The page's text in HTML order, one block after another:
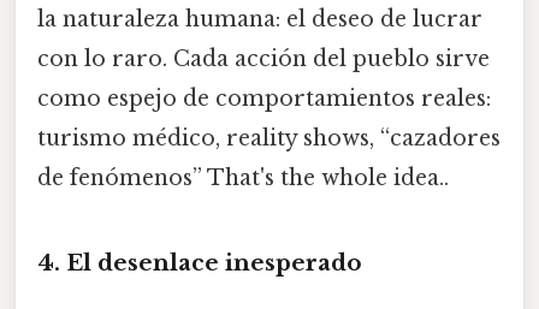
la naturaleza humana: el deseo de lucrar
con lo raro. Cada acción del pueblo sirve
como espejo de comportamientos reales:
turismo médico, reality shows, “cazadores
de fenómenos” That's the whole idea..
4. El desenlace inesperado